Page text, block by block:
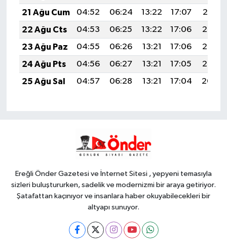
21 Ağu Cum
04:52 06:24 13:22 17:07
20:10
22 Ağu Cts
04:53 06:25 13:22 17:06
20:08
23 Ağu Paz
04:55 06:26 13:21 17:06
20:07
24 Ağu Pts
04:56 06:27 13:21 17:05
20:05
25 Ağu Sal
04:57 06:28 13:21 17:04 20:04
Ereğli Önder Gazetesi ve İnternet Sitesi , yepyeni temasıyla
sizleri buluştururken, sadelik ve modernizmi bir araya getiriyor.
Şatafattan kaçınıyor ve insanlara haber okuyabilecekleri bir
altyapı sunuyor.